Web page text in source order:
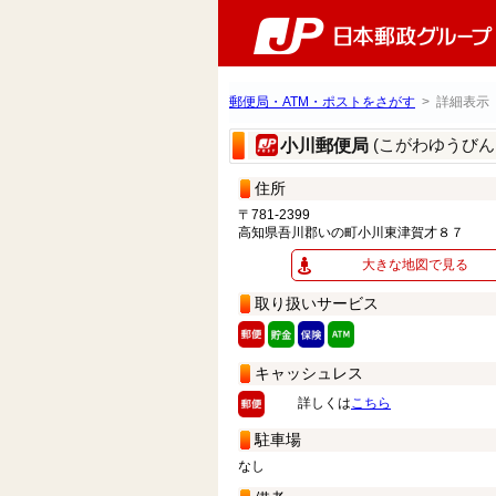
郵便局・ATM・ポストをさがす > 詳細表示
小川郵便局 (こがわゆうび
住所
〒781-2399
高知県吾川郡いの町小川東津賀才８７
大きな地図で見る
取り扱いサービス
キャッシュレス
詳しくはこちら
駐車場
なし